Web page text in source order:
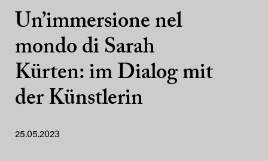
Un’immersione nel
mondo di Sarah
Kürten: im Dialog mit
der Künstlerin
25.05.2023